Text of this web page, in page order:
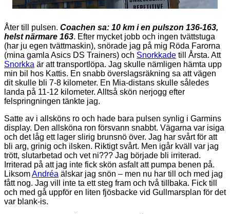
Åter till pulsen. Coachen sa: 10 km i en pulszon 136-163,
helst närmare 163. Efter mycket jobb och ingen tvättstuga
(har ju egen tvättmaskin), snörade jag på mig Röda Farorna
(mina gamla Asics DS Trainers) och Snorkkade till Årsta. Att
Snorkka är att transportlöpa. Jag skulle nämligen hämta upp
min bil hos Kattis. En snabb överslagsräkning sa att vägen
dit skulle bli 7-8 kilometer. En Mia-distans skulle således
landa på 11-12 kilometer. Alltså skön nerjogg efter
felspringningen tänkte jag.
Satte av i allsköns ro och hade bara pulsen synlig i Garmins
display. Den allsköna ron försvann snabbt. Vägarna var isiga
och det låg ett lager slirig brunsnö över. Jag har svårt för att
bli arg, grinig och ilsken. Riktigt svårt. Men igår kväll var jag
trött, slutarbetad och vet ni??? Jag började bli irriterad.
Irriterad på att jag inte fick skön asfalt att pumpa benen på.
LiksomAndréa älskar jag snön – men nu har till och med jag
fått nog. Jag vill inte ta ett steg fram och två tillbaka. Fick till
och med gå uppför en liten fjösbacke vid Gullmarsplan för det
var blank-is.